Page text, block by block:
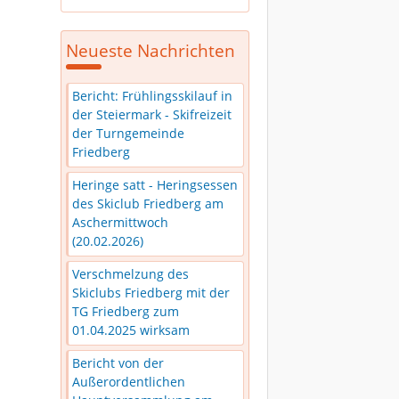
Neueste Nachrichten
Bericht: Frühlingsskilauf in
der Steiermark - Skifreizeit
der Turngemeinde
Friedberg
Heringe satt - Heringsessen
des Skiclub Friedberg am
Aschermittwoch
(20.02.2026)
Verschmelzung des
Skiclubs Friedberg mit der
TG Friedberg zum
01.04.2025 wirksam
Bericht von der
Außerordentlichen